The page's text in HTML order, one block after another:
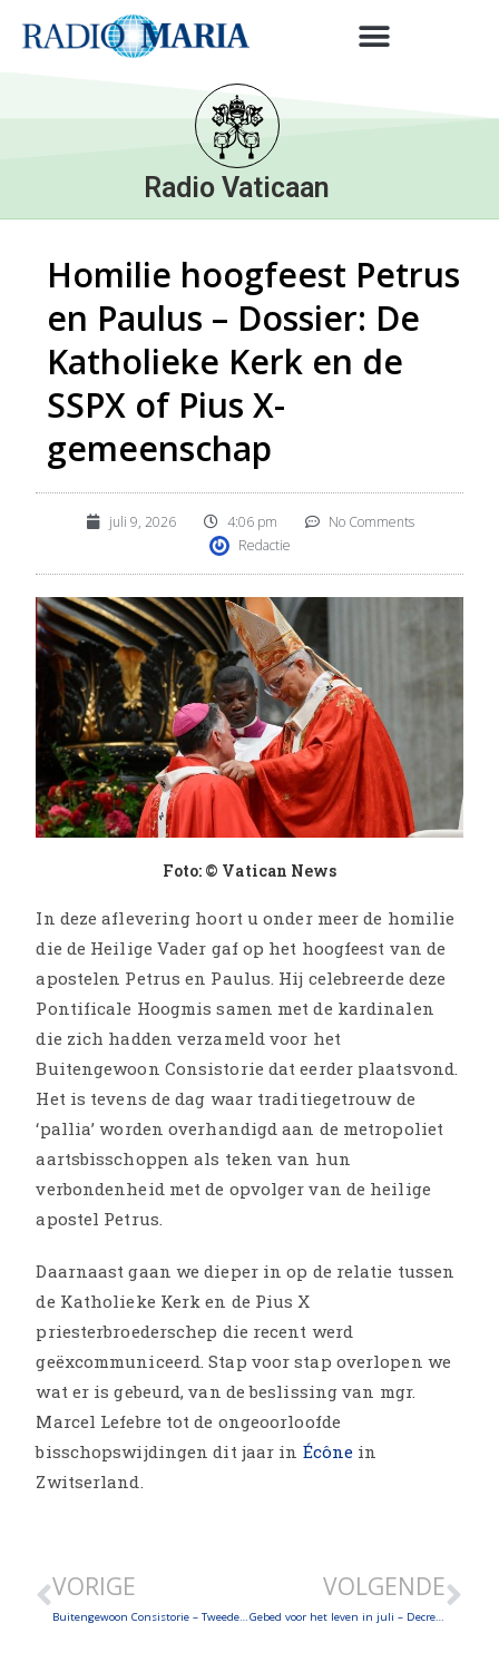
Radio Vaticaan
Homilie hoogfeest Petrus
en Paulus – Dossier: De
Katholieke Kerk en de
SSPX of Pius X-
gemeenschap
juli 9, 2026 4:06 pm
No Comments
Redactie
Foto: © Vatican News
In deze aflevering hoort u onder meer de homilie
die de Heilige Vader gaf op het hoogfeest van de
apostelen Petrus en Paulus. Hij celebreerde deze
Pontificale Hoogmis samen met de kardinalen
die zich hadden verzameld voor het
Buitengewoon Consistorie dat eerder plaatsvond.
Het is tevens de dag waar traditiegetrouw de
‘pallia’ worden overhandigd aan de metropoliet
aartsbisschoppen als teken van hun
verbondenheid met de opvolger van de heilige
apostel Petrus.
Daarnaast gaan we dieper in op de relatie tussen
de Katholieke Kerk en de Pius X
priesterbroederschep die recent werd
geëxcommuniceerd. Stap voor stap overlopen we
wat er is gebeurd, van de beslissing van mgr.
Marcel Lefebre tot de ongeoorloofde
bisschopswijdingen dit jaar in Écône in
Zwitserland.
VORIGE VOLGENDE
Gebed voor het leven in juli – Decreet en verklaring over ex-communicatie Pius X-gemeenschap – Paus Leo XIV ontvangt Liberty Medal op ‘4th of july’ – Vakantie in Castel Gandolfo